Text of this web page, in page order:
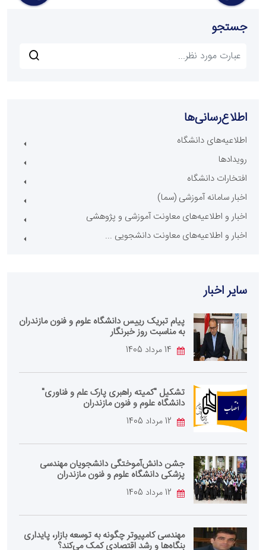
جستجو
اطلاع‌رسانی‌ها
اطلاعیه‌های دانشگاه
رویدادها
افتخارات دانشگاه
اخبار سامانه آموزشی (سما)
اخبار و اطلاعیه‌های معاونت آموزشی و پژوهشی
اخبار و اطلاعیه‌های معاونت دانشجویی ...
سایر اخبار
پیام تبریک رییس دانشگاه علوم و فنون مازندران
به مناسبت روز خبرنگار
تشکیل "کمیته راهبری پارک علم و فناوری"
دانشگاه علوم و فنون مازندران
جشن دانش‌آموختگی دانشجویان مهندسی
پزشکی دانشگاه علوم و فنون مازندران
مهندسی کامپیوتر چگونه به توسعه بازار، پایداری
بنگاه‌ها و رشد اقتصادی کمک می‌کند؟